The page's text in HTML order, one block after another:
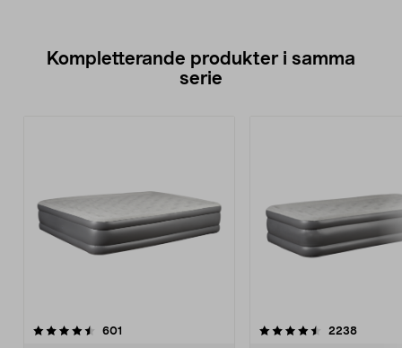
Kompletterande produkter i samma
serie
601
4.5av 5 stjärnor 2238